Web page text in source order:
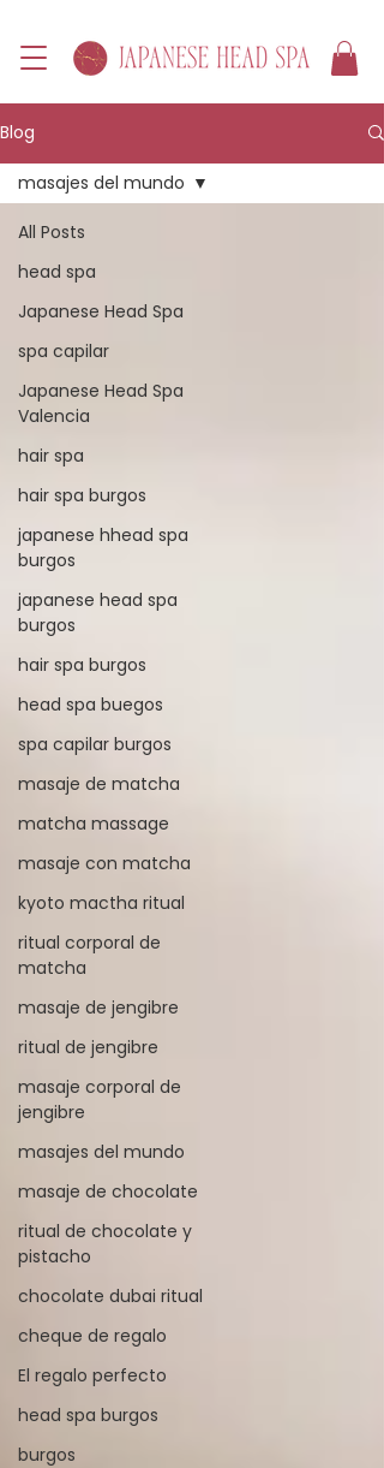
Blog
All Posts
head spa
Japanese Head Spa
spa capilar
Japanese Head Spa
Valencia
hair spa
hair spa burgos
japanese hhead spa
burgos
japanese head spa
burgos
hair spa burgos
head spa buegos
spa capilar burgos
masaje de matcha
matcha massage
masaje con matcha
kyoto mactha ritual
ritual corporal de
matcha
masaje de jengibre
ritual de jengibre
masaje corporal de
jengibre
masajes del mundo
masaje de chocolate
ritual de chocolate y
pistacho
chocolate dubai ritual
cheque de regalo
El regalo perfecto
head spa burgos
burgos
masajes del mundo